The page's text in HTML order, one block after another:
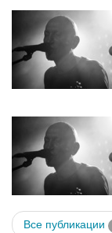
Все публикации